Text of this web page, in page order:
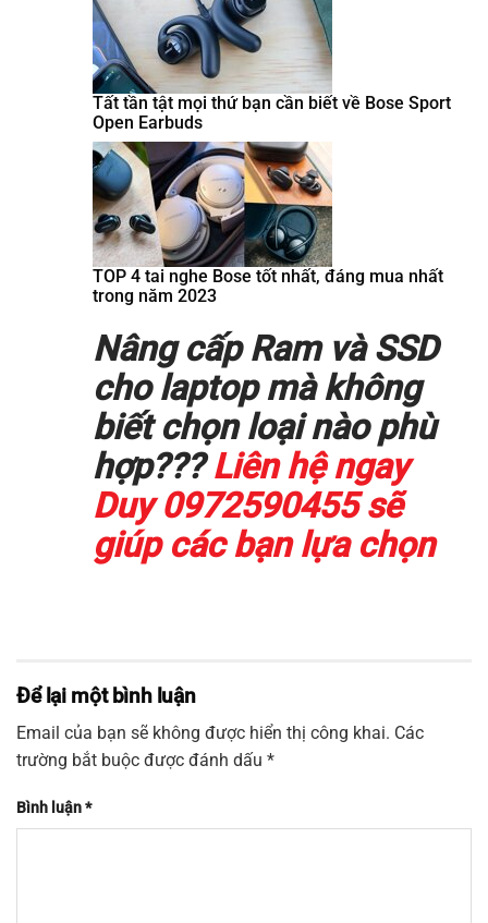
Tất tần tật mọi thứ bạn cần biết về Bose Sport
Open Earbuds
TOP 4 tai nghe Bose tốt nhất, đáng mua nhất
trong năm 2023
Nâng cấp Ram và SSD
cho laptop mà không
biết chọn loại nào phù
hợp???Liên hệ ngay
Duy 0972590455 sẽ
giúp các bạn lựa chọn
Để lại một bình luận
Email của bạn sẽ không được hiển thị công khai. Các
trường bắt buộc được đánh dấu *
Bình luận*